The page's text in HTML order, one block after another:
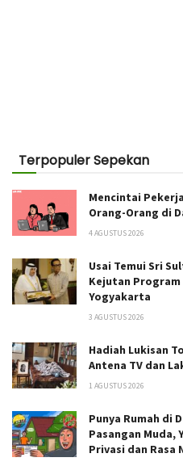
Terpopuler Sepekan
Mencintai
Orang-Orang di
4 AGUSTUS 2026
Usai Temui Sri
Kejutan Program
Yogyakarta
3 AGUSTUS 2026
Hadiah Lukisan
Antena TV dan
1 AGUSTUS 2026
Punya Rumah di
Pasangan Muda,
Privasi dan Rasa